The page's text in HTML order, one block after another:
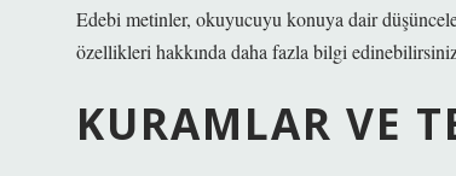
Edebi metinler, okuyucuyu konuya dair
özellikleri hakkında daha fazla bilgi
KURAMLAR VE